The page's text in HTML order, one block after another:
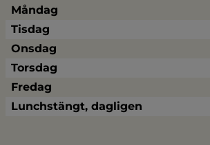
Måndag
Tisdag
Onsdag
Torsdag
Fredag
Lunchstängt, dagligen